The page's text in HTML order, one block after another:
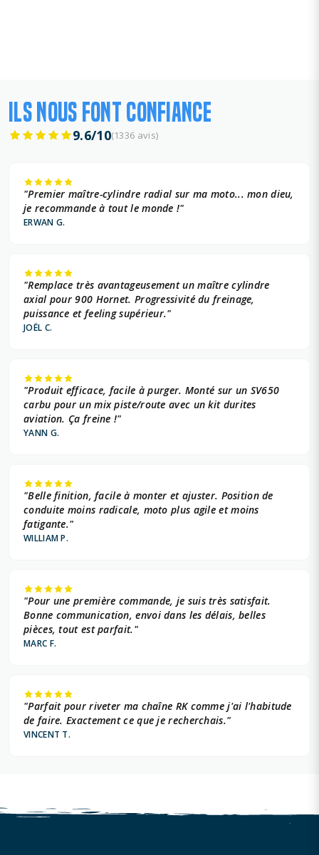
ILS NOUS FONT CONFIANCE
9.6/10(1336 avis)
"Premier maître-cylindre radial sur ma moto... mon dieu,
je recommande à tout le monde !"
ERWAN G.
"Remplace très avantageusement un maître cylindre
axial pour 900 Hornet. Progressivité du freinage,
puissance et feeling supérieur."
JOËL C.
"Produit efficace, facile à purger. Monté sur un SV650
carbu pour un mix piste/route avec un kit durites
aviation. Ça freine !"
YANN G.
"Belle finition, facile à monter et ajuster. Position de
conduite moins radicale, moto plus agile et moins
fatigante."
WILLIAM P.
"Pour une première commande, je suis très satisfait.
Bonne communication, envoi dans les délais, belles
pièces, tout est parfait."
MARC F.
"Parfait pour riveter ma chaîne RK comme j'ai l'habitude
de faire. Exactement ce que je recherchais."
VINCENT T.